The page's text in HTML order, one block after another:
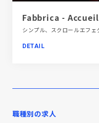
Fabbrica - Accueil
DETAIL
職種別の求人